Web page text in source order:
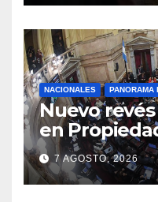
NACIONALES PANORAMA
Nuevo
en
el capítulo
modificar la
del Fuego
7 AGOSTO, 2026